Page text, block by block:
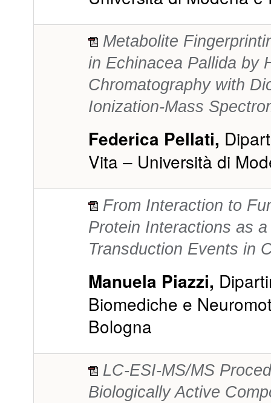
Metabolite
in Echinacea Pallida by
Chromatography with
Ionization-Mass
Federica Pellati,
Vita – Università di
From Interaction to
Protein Interactions as
Transduction Events in
Manuela Piazzi,
Biomediche e
Bologna
LC-ESI-MS/MS
Biologically Active